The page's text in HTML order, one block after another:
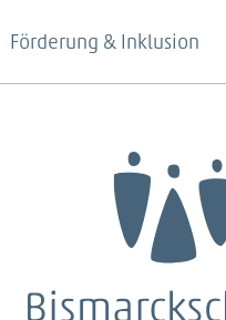
Förderung & Inklusion